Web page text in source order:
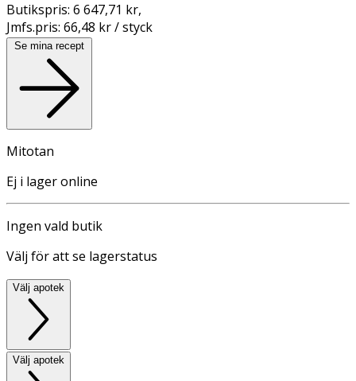
Butikspris: 6 647,71 kr,
Jmfs.pris: 66,48 kr / styck
Se mina recept
Mitotan
Ej i lager online
Ingen vald butik
Välj för att se lagerstatus
Välj apotek
Välj apotek